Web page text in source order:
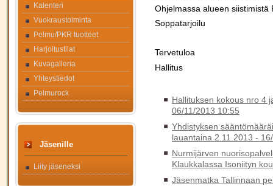
Kalenteri
Vuokraustoiminta
Pelmu/PKR tuotteet
Harjoitustilat
Kuvagalleria
Yhteystiedot
Pelmurock
Jäsenille
Liity jäseneksi
Ohjelmassa alueen siistimistä
Soppatarjoilu
Tervetuloa
Hallitus
Hallituksen kokous nro 4
06/11/2013 10:55
Yhdistyksen
lauantaina 2.11.2013 -
Nurmijärven
Klaukkalassa Isoniityn
Jäsenmatka Tallinnaan